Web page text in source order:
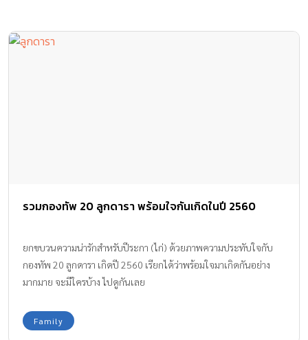
รวมกองทัพ 20 ลูกดารา พร้อมใจกันเกิดในปี 2560
ยกขบวนความน่ารักสำหรับปีระกา (ไก่) ด้วยภาพความประทับใจกับ
กองทัพ 20 ลูกดารา เกิดปี 2560 เรียกได้ว่าพร้อมใจมาเกิดกันอย่าง
มากมาย จะมีใครบ้าง ไปดูกันเลย
Family